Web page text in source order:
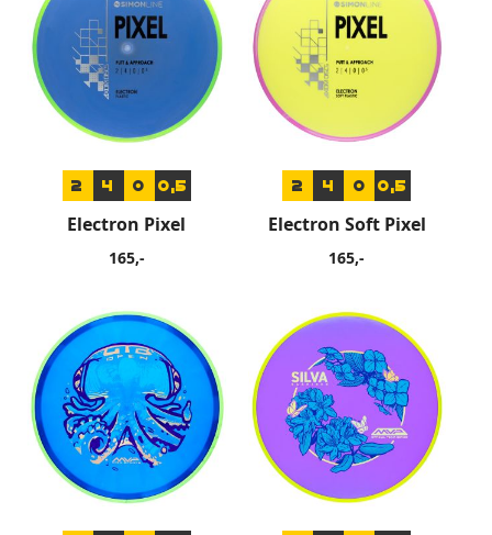
2 4 0 0,5
Electron Pixel
165,-
2 4 0 0,5
Electron Soft Pixel
165,-